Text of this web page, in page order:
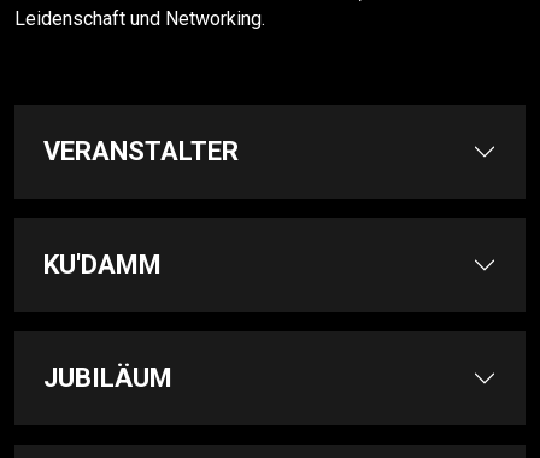
Leidenschaft und Networking.
VERANSTALTER
KU'DAMM
JUBILÄUM